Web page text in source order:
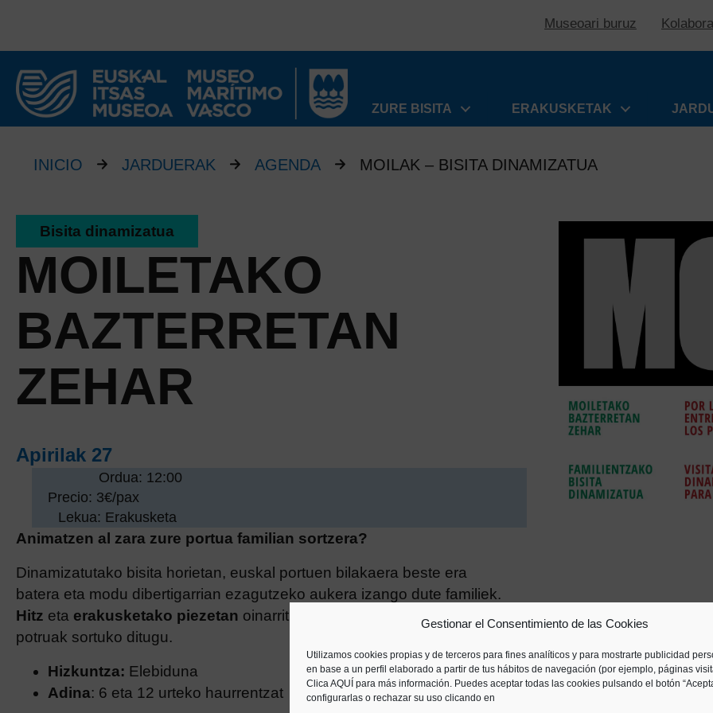
Gestionar el Consentimiento de las Cookies
Utilizamos cookies propias y de terceros para fines analíticos y para mostrarte publicidad
en base a un perfil elaborado a partir de tus hábitos de navegación (por ejemplo, páginas
Clica AQUÍ para más información. Puedes aceptar todas las cookies pulsando el botón
configurarlas o rechazar su uso clicando en
Museoari buruz
ZURE BISITA
ERAKUSKETAK
INICIO JARDUERAK AGENDA MOILAK – BISITA DINAMIZATUA
Bisita dinamizatua
MOILETAKO
BAZTERRETAN
ZEHAR
Apirilak 27
Ordua: 12:00
Precio: 3€/pax
Lekua: Erakusketa
Animatzen al zara zure portua familian sortzera?
Dinamizatutako bisita horietan, euskal portuen bilakaera beste era
batera eta modu dibertigarrian ezagutzeko aukera izango dute familiek.
Hitz eta erakusketako piezetan oinarritutako
bidez, geure
potruak sortuko ditugu.
Hizkuntza: Elebiduna
Adina: 6 eta 12 urteko haurrentzat